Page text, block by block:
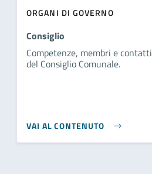
ORGANI DI GOVERNO
Consiglio
Competenze, membri e contatti
del Consiglio Comunale.
VAI AL CONTENUTO